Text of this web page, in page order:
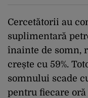
Cercetătorii au
suplimentară
înainte de somn,
crește cu 59%.
somnului scade
pentru fiecare